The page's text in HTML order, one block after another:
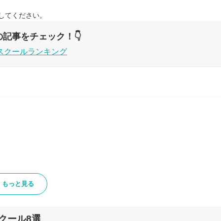
ください。
事をチェック！👇
クールランキング
もっと見る
ール8選